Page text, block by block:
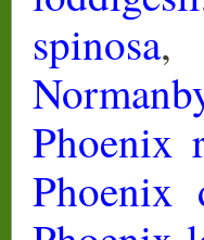
spinosa,
Phoenix
Phoenix